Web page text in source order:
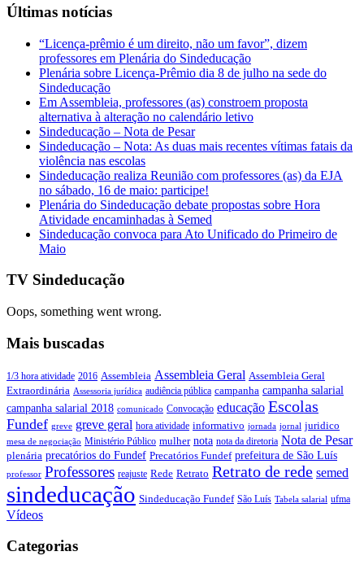
Últimas notícias
“Licença-prêmio é um direito, não um favor”, dizem
professores em Plenária do Sindeducação
Plenária sobre Licença-Prêmio dia 8 de julho na sede do
Sindeducação
Em Assembleia, professores (as) constroem proposta
alternativa à alteração no calendário letivo
Sindeducação – Nota de Pesar
Sindeducação – Nota: As duas mais recentes vítimas fatais da
violência nas escolas
Sindeducação realiza Reunião com professores (as) da EJA
no sábado, 16 de maio: participe!
Plenária do Sindeducação debate propostas sobre Hora
Atividade encaminhadas à Semed
Sindeducação convoca para Ato Unificado do Primeiro de
Maio
TV Sindeducação
Oops, something went wrong.
Mais buscadas
1/3 hora atividade 2016 Assembleia Assembleia Geral Assembleia Geral
Extraordinária Assessoria jurídica audiência pública campanha campanha salarial
campanha salarial 2018 comunicado Convocação educação Escolas
Fundef greve greve geral hora atividade informativo jornada jornal juridico
mesa de negociação Ministério Público mulher nota nota da diretoria Nota de Pesar
plenária precatórios do Fundef Precatórios Fundef prefeitura de São Luís
professor Professores reajuste Rede Retrato Retrato de rede semed
sindeducação Sindeducação Fundef São Luís Tabela salarial ufma
Vídeos
Categorias